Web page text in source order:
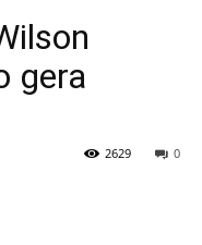
gera
0
2629